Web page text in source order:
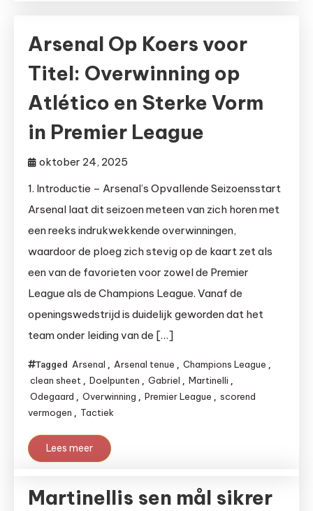
Arsenal Op Koers voor
Titel: Overwinning op
Atlético en Sterke Vorm
in Premier League
oktober 24, 2025
1. Introductie – Arsenal’s Opvallende Seizoensstart
Arsenal laat dit seizoen meteen van zich horen met
een reeks indrukwekkende overwinningen,
waardoor de ploeg zich stevig op de kaart zet als
een van de favorieten voor zowel de Premier
League als de Champions League. Vanaf de
openingswedstrijd is duidelijk geworden dat het
team onder leiding van de […]
Tagged Arsenal , Arsenal tenue , Champions League ,
clean sheet , Doelpunten , Gabriel , Martinelli ,
Odegaard , Overwinning , Premier League , scorend
vermogen , Tactiek
Lees meer
Martinellis sen mål sikrer